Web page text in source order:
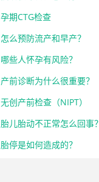
孕期CTG检查
怎么预防流产和早产？
哪些人怀孕有风险？
产前诊断为什么很重要？
无创产前检查（NIPT）
胎儿胎动不正常怎么回事？
胎停是如何造成的？